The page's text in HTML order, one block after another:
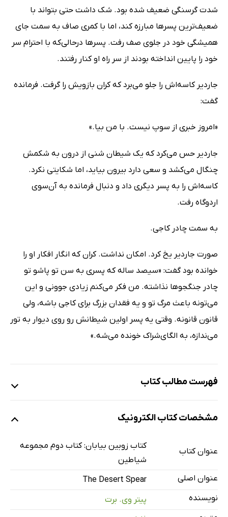
شدت گرسنگی ضعیف شده بود. شک داشت حتی بتواند با
ضعیف‌ترین پسرها مبارزه کند، اما با کمری صاف به سمت جای
همیشگی خود در جلوی صف رفت. پسرها درحالی‌که با احترام سر
خود را پایین انداخته بودند از سر راه او کنار رفتند.
جاردیر کاسه‌اش را جلو می‌برد که کران بازویش را گرفت. فرمانده
گفت:
«امروز خبری از سوپ نیست. با من بیا.»
جاردیر حس می‌کرد که یک شیطان شنی از درون به شکمش
چنگال می‌کشد و سعی دارد بیرون بیاید، اما شکایتی نکرد.
کاسه‌اش را به پسر دیگری داد و دنبال فرمانده به آن‌سوی
اردوگاه رفت.
به سمت چادر کاجی.
صورت جاردیر یخ کرد. امکان نداشت. کران که انگار افکار او را
خوانده بود گفت: «سیصد ساله که پسری به سن تو پاشو تو
چادر جنگجوها نذاشته. من فکر می‌کنم زیادی جوونی و این
می‌تونه باعث مرگ تو و یه فقدان بزرگ برای کاجی باشه، ولی
قانون قانونه. وقتی یه پسر اولین شیطانش رو روی دیوار به تور
می‌ندازه، به الگای‌شراک خونده می‌شه.»
فهرست مطالب کتاب
بخش یک: پیروزی بدون افتخار
فصل دو: ابان
فصل سه: چن
فصل پنج: جیوا کا
مشخصات کتاب الکترونیک
عنوان کتاب
کتاب زوبین بیابان: کتاب دوم مجموعه
شیاطین
عنوان اصلی
The Desert Spear
نویسنده
پیتر وی. برت